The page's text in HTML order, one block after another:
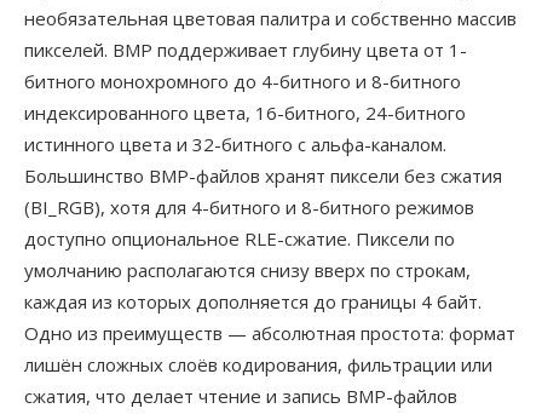
необязательная цветовая палитра и собственно массив
пикселей. BMP поддерживает глубину цвета от 1-
битного монохромного до 4-битного и 8-битного
индексированного цвета, 16-битного, 24-битного
истинного цвета и 32-битного с альфа-каналом.
Большинство BMP-файлов хранят пиксели без сжатия
(BI_RGB), хотя для 4-битного и 8-битного режимов
доступно опциональное RLE-сжатие. Пиксели по
умолчанию располагаются снизу вверх по строкам,
каждая из которых дополняется до границы 4 байт.
Одно из преимуществ — абсолютная простота: формат
лишён сложных слоёв кодирования, фильтрации или
сжатия, что делает чтение и запись BMP-файлов